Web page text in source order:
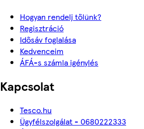
Hogyan rendelj tőlünk?
Regisztráció
Idősáv foglalása
Kedvenceim
ÁFÁ-s számla igénylés
Kapcsolat
Tesco.hu
Ügyfélszolgálat - 0680222333